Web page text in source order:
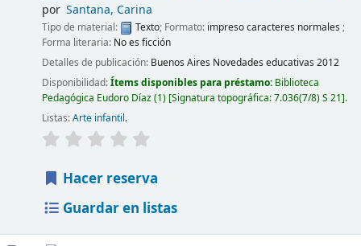
por Santana, Carina
Tipo de material: Texto; Formato: impreso caracteres normales ;
Forma literaria: No es ficción
Detalles de publicación: Buenos Aires Novedades educativas 2012
Disponibilidad:Ítems disponibles para préstamo: Biblioteca
Pedagógica Eudoro Díaz(1) Signatura topográfica:7.036(7/8) S 21 .
Listas:Arte infantil.
Hacer reserva
Guardar en listas